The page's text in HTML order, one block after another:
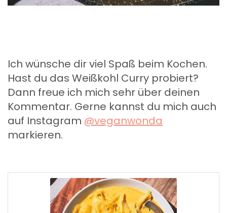
Ich wünsche dir viel Spaß beim Kochen.
Hast du das Weißkohl Curry probiert?
Dann freue ich mich sehr über deinen
Kommentar. Gerne kannst du mich auch
auf Instagram @veganwonda
markieren.